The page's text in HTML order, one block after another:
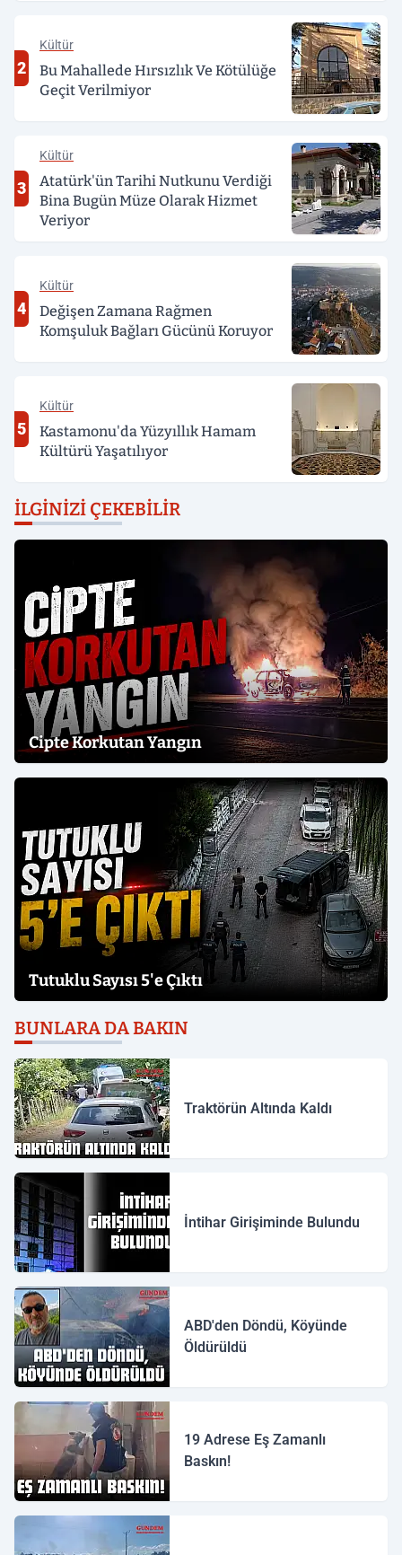
2
Kültür
Bu Mahallede Hırsızlık Ve Kötülüğe
Geçit Verilmiyor
3
Kültür
Atatürk'ün Tarihi Nutkunu Verdiği
Bina Bugün Müze Olarak Hizmet
Veriyor
4
Kültür
Değişen Zamana Rağmen
Komşuluk Bağları Gücünü Koruyor
5
Kültür
Kastamonu'da Yüzyıllık Hamam
Kültürü Yaşatılıyor
İLGINIZI ÇEKEBILIR
Cipte Korkutan Yangın
Tutuklu Sayısı 5'e Çıktı
BUNLARA DA BAKIN
Traktörün Altında Kaldı
İntihar Girişiminde Bulundu
ABD'den Döndü, Köyünde
Öldürüldü
19 Adrese Eş Zamanlı
Baskın!